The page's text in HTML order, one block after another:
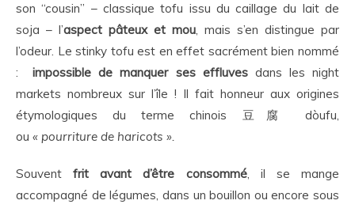
son “cousin” – classique tofu issu du caillage du lait de
soja – l’aspect pâteux et mou, mais s’en distingue par
l’odeur. Le stinky tofu est en effet sacrément bien nommé
:impossible de manquer ses effluvesdans les night
markets nombreux sur l’île ! Il fait honneur aux origines
étymologiques du terme chinois 豆腐 dòufu,
ou « pourriture de haricots ».
Souventfrit avant d’être consommé, il se mange
accompagné de légumes, dans un bouillon ou encore sous